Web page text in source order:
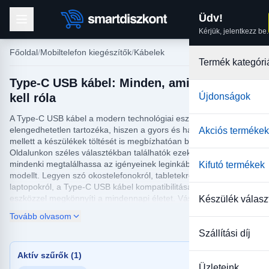
Üdv!
Kérjük, jelentkezz be.
Termék
Újdonságok
Akciós termékek
Kifutó termékek
Készülék
Szállítási díj
Főoldal Mobiltelefon kiegészítők Kábelek
Type-C USB kábel: Minden, amit tudnod
kell róla
A Type-C USB kábel a modern technológiai eszközök
elengedhetetlen tartozéka, hiszen a gyors és hatékony adatátvitel
mellett a készülékek töltését is megbízhatóan biztosítja.
Oldalunkon széles választékban találhatók ezek a termékek, hogy
mindenki megtalálhassa az igényeinek leginkább megfelelő
modellt. Legyen szó okostelefonokról, tabletekről vagy
laptopokról, a Type-C USB kábel kompatibilitása számos
eszközzel megkönnyíti a mindennapi életet. Vásárlóink számára
személyre szabható legyen a választás.
A Type-C USB kábelek nemcsak a gyors adatátvitelt támogatják,
hanem a tartósságra is nagy hangsúlyt fektetünk. A kiváló
minőségű anyagokból készült kábelek hosszú élettartamot
Tovább olvasom
Aktív szűrők (1)